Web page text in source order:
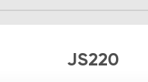
JS220